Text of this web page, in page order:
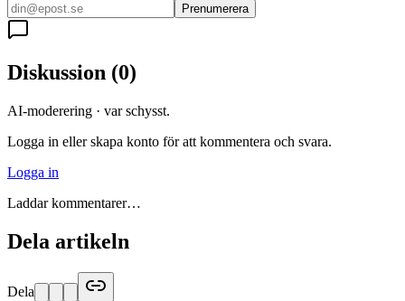
Prenumerera
Diskussion (0)
AI-moderering · var schysst.
Logga in eller skapa konto för att kommentera och svara.
Logga in
Laddar kommentarer…
Dela artikeln
Dela